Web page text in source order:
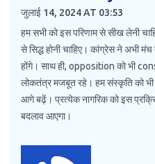
जुलाई 14, 2024 AT 03:53
हम सभी को इस परिणाम से सीख लेनी
से सिद्ध होनी चाहिए। कांग्रेस ने अभी
होंगे। साथ ही, opposition को भी
लोकतंत्र मजबूत रहे। हम संस्कृति को
आगे बढ़ें। प्रत्येक नागरिक को इस
बदलाव आएगा।